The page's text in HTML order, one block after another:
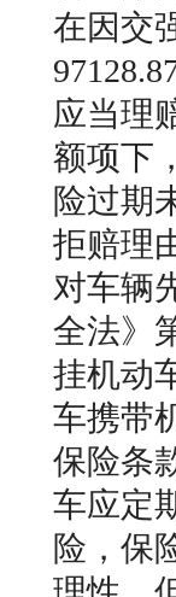
在因交
应当理
额项下
险过期
拒赔理
对车辆
全法》
挂机动
车携带
保险条
车应定
险，保